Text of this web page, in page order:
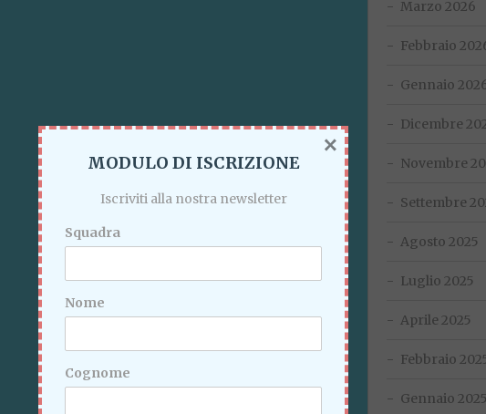
Marzo 2026
Febbraio
Gennaio
Dicembre
Novembre
Settembre
Agosto 2025
Luglio 2025
Aprile 2025
Febbraio
Gennaio 2025
MODULO DI ISCRIZIONE
Iscriviti alla nostra newsletter
Squadra
Nome
Cognome
×